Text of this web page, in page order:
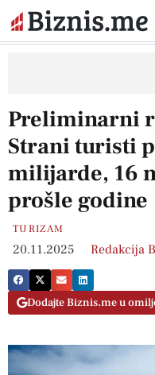
Preliminarni
Strani turisti
milijarde, 16
prošle godine
TURIZAM
20.11.2025 Redakcija
Dodajte Biznis.me u